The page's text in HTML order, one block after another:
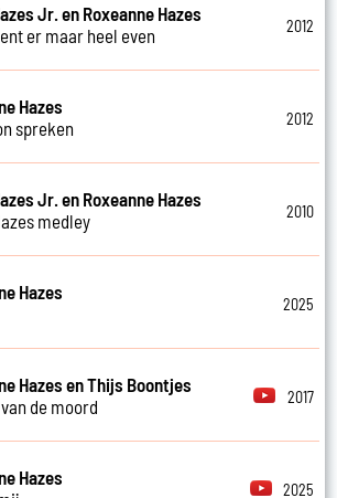
Jr. en Roxeanne Hazes
er maar heel even
2012
Hazes
spreken
2012
Jr. en Roxeanne Hazes
medley
2010
Hazes
2025
Hazes en Thijs Boontjes
de moord
2017
Hazes
2025